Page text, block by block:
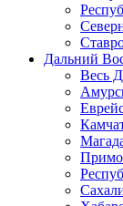
Дальний
Весь